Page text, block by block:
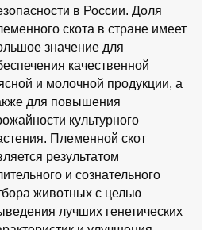
в России. Доля
скота в стране имеет
значение для
качественной
и молочной продукции, а
для повышения
культурного
Племенной скот
результатом
и сознательного
животных с целью
лучших генетических